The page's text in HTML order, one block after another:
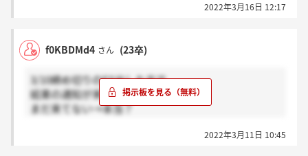
2022年3月16日 12:17
f0KBDMd4 さん (23卒)
3/10締め切りのES出した方で
結果の通知が来た方→感謝
まだ来てない→本当？
2022年3月11日 10:45